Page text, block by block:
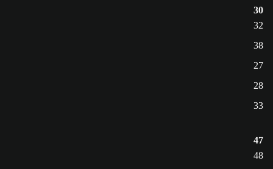
30
32
38
27
28
33
47
48